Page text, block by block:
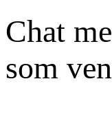
Chat
som